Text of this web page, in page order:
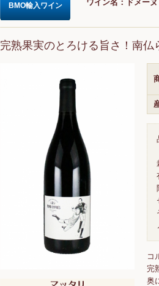
BMO輸入ワイン
ワイン名：ドメー
完熟果実のとろける旨さ！南仏
コ
完
奥